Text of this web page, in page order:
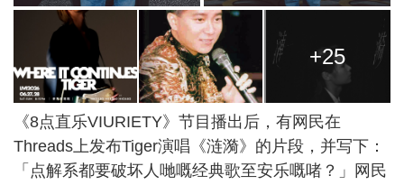
+25
《8点直乐VIURIETY》节目播出后，有网民在
Threads上发布Tiger演唱《涟漪》的片段，并写下：
「点解系都要破坏人哋嘅经典歌至安乐嘅啫？」网民